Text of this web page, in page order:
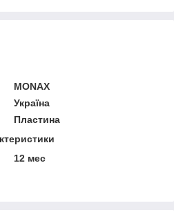
MONAX
Україна
Пластина
12 мес